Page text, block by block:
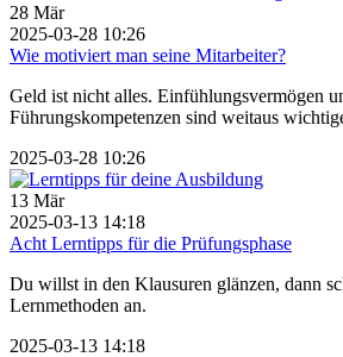
28 Mär
2025-03-28 10:26
Wie motiviert man seine Mitarbeiter?
Geld ist nicht alles. Einfühlungsvermögen
Führungskompetenzen sind weitaus
2025-03-28 10:26
13 Mär
2025-03-13 14:18
Acht Lerntipps für die Prüfungsphase
Du willst in den Klausuren glänzen, dann
Lernmethoden an.
2025-03-13 14:18